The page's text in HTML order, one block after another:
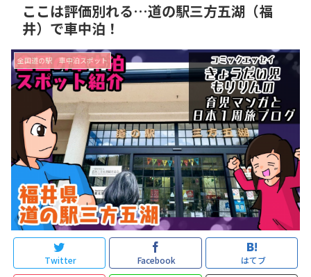
ここは評価別れる…道の駅三方五湖（福
井）で車中泊！
全国道の駅 車中泊スポット
Twitter Facebook はてブ